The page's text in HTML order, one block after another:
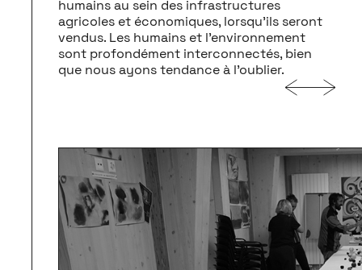
humains au sein des infrastructures
agricoles et économiques, lorsqu’ils seront
vendus. Les humains et l’environnement
sont profondément interconnectés, bien
que nous ayons tendance à l’oublier.